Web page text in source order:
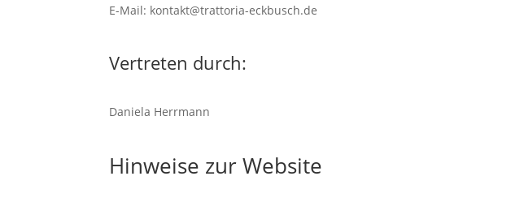
E-Mail: kontakt@trattoria-eckbusch.de
Vertreten durch:
Daniela Herrmann
Hinweise zur Website